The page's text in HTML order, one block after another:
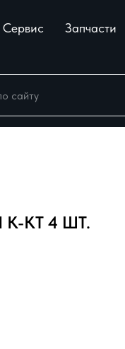
Сервис Запчасти
К-КТ 4 ШТ.